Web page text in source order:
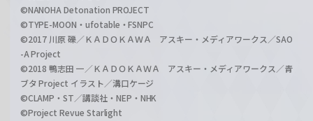
©NANOHA Detonation PROJECT
©TYPE-MOON・ufotable・FSNPC
©2017 川原 礫／ＫＡＤＯＫＡＷＡ アスキー・メディアワークス／SAO
-A Project
©2018 鴨志田 一／ＫＡＤＯＫＡＷＡ アスキー・メディアワークス／青
ブタ Project イラスト／溝口ケージ
©CLAMP・ST／講談社・NEP・NHK
©Project Revue Starlight